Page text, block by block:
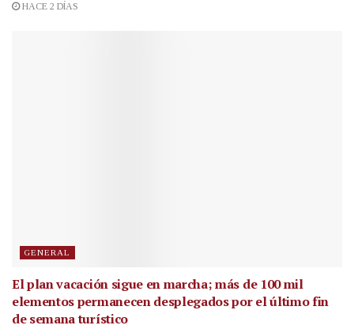
HACE 2 DÍAS
GENERAL
El plan vacación sigue en marcha; más de 100 mil
elementos permanecen desplegados por el último fin
de semana turístico